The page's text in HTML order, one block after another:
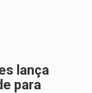
lança
para